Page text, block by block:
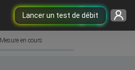
Lancer un test de débit
Mesure en cours